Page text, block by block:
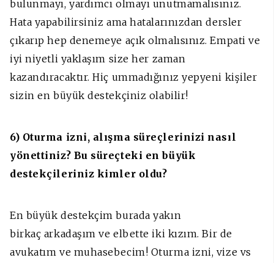
bulunmayı, yardımcı olmayı unutmamalısınız.
Hata yapabilirsiniz ama hatalarınızdan dersler
çıkarıp hep denemeye açık olmalısınız. Empati ve
iyi niyetli yaklaşım size her zaman
kazandıracaktır. Hiç ummadığınız yepyeni kişiler
sizin en büyük destekçiniz olabilir!
6) Oturma izni, alışma süreçlerinizi nasıl
yönettiniz? Bu süreçteki en büyük
destekçileriniz kimler oldu?
En büyük destekçim burada yakın
birkaç arkadaşım ve elbette iki kızım. Bir de
avukatım ve muhasebecim! Oturma izni, vize vs